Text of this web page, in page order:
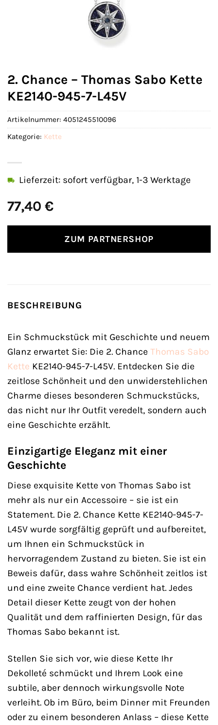
2. Chance – Thomas Sabo Kette
KE2140-945-7-L45V
77,40 €
Lieferzeit: sofort verfügbar, 1-3 Werktage
ZUM PARTNERSHOP
Artikelnummer: 4051245510096
Kategorie: Kette
BESCHREIBUNG
Ein Schmuckstück mit Geschichte und neuem
Glanz erwartet Sie: Die 2. Chance Thomas Sabo
Kette KE2140-945-7-L45V. Entdecken Sie die
zeitlose Schönheit und den unwiderstehlichen
Charme dieses besonderen Schmuckstücks,
das nicht nur Ihr Outfit veredelt, sondern auch
eine Geschichte erzählt.
Einzigartige Eleganz mit einer
Geschichte
Diese exquisite Kette von Thomas Sabo ist
mehr als nur ein Accessoire – sie ist ein
Statement. Die 2. Chance Kette KE2140-945-7-
L45V wurde sorgfältig geprüft und aufbereitet,
um Ihnen ein Schmuckstück in
hervorragendem Zustand zu bieten. Sie ist ein
Beweis dafür, dass wahre Schönheit zeitlos ist
und eine zweite Chance verdient hat. Jedes
Detail dieser Kette zeugt von der hohen
Qualität und dem raffinierten Design, für das
Thomas Sabo bekannt ist.
Stellen Sie sich vor, wie diese Kette Ihr
Dekolleté schmückt und Ihrem Look eine
subtile, aber dennoch wirkungsvolle Note
verleiht. Ob im Büro, beim Dinner mit Freunden
oder zu einem besonderen Anlass – diese Kette